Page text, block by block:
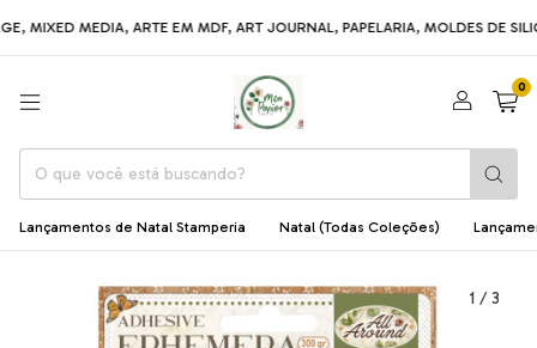
MEDIA, ARTE EM MDF, ART JOURNAL, PAPELARIA, MOLDES DE
0
Lançamentos de Natal Stamperia Natal (Todas Coleções)
1 /3